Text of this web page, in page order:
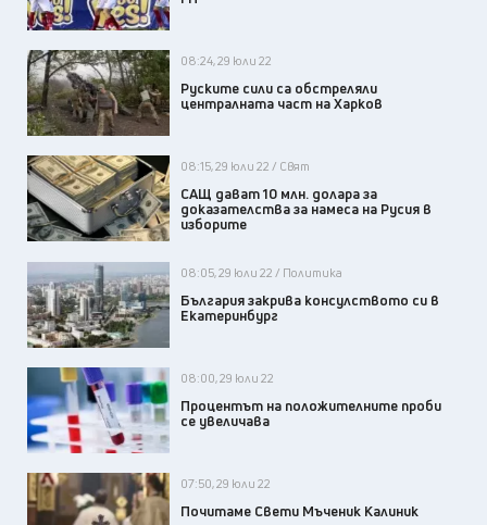
08:24, 29 юли 22
Руските сили са обстреляли
централната част на Харков
08:15, 29 юли 22 / Свят
САЩ дават 10 млн. долара за
доказателства за намеса на Русия в
изборите
08:05, 29 юли 22 / Политика
България закрива консулството си в
Екатеринбург
08:00, 29 юли 22
Процентът на положителните проби
се увеличава
07:50, 29 юли 22
Почитаме Свети Мъченик Калиник